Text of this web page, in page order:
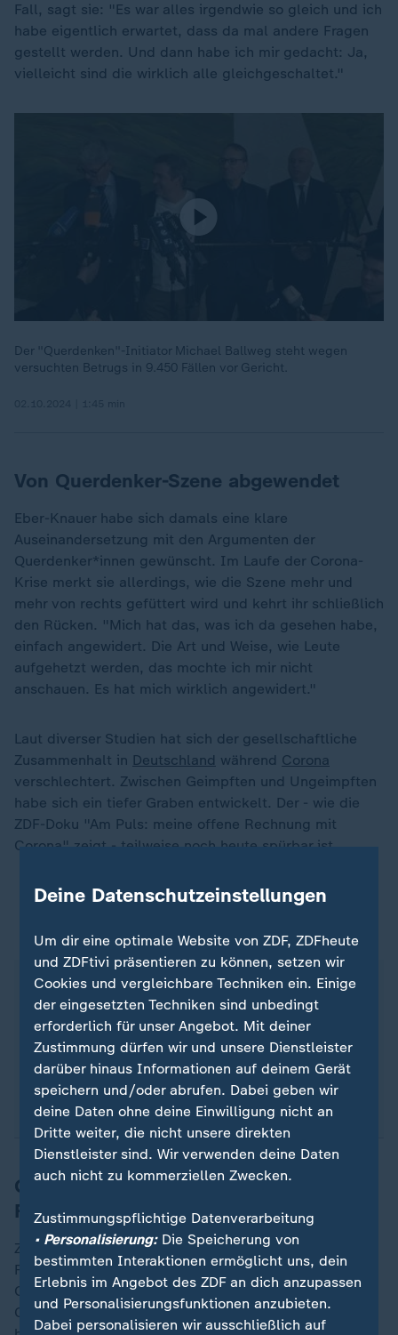
Fall, sagt sie: "Es war alles irgendwie so gleich und ich
habe eigentlich erwartet, dass da mal andere Fragen
gestellt werden. Und dann habe ich mir gedacht: Ja,
vielleicht sind die wirklich alle gleichgeschaltet."
Der "Querdenken"-Initiator Michael Ballweg steht wegen
versuchten Betrugs in 9.450 Fällen vor Gericht.
Von Querdenker-Szene abgewendet
Eber-Knauer habe sich damals eine klare
Auseinandersetzung mit den Argumenten der
Querdenker*innen gewünscht. Im Laufe der Corona-
Krise merkt sie allerdings, wie die Szene mehr und
mehr von rechts gefüttert wird und kehrt ihr schließlich
den Rücken. "Mich hat das, was ich da gesehen habe,
einfach angewidert. Die Art und Weise, wie Leute
aufgehetzt werden, das mochte ich mir nicht
anschauen. Es hat mich wirklich angewidert."
Laut diverser Studien hat sich der gesellschaftliche
Zusammenhalt in Deutschland während Corona
verschlechtert. Zwischen Geimpften und Ungeimpften
habe sich ein tiefer Graben entwickelt. Der - wie die
ZDF-Doku "Am Puls: meine offene Rechnung mit
Corona" zeigt - teilweise noch heute spürbar ist.
Sendehinweis: "Meine offene Rechnung mit
Corona"
Die neue ZDF-Dokumentation "Am Puls: meine
offene Rechnung mit Corona" geht der Frage
nach, welche Risse Corona bis heute hinterlassen
hat. Wirtschaftlich, gesundheitlich, persönlich -
aber auch gesellschaftlich. Hat damals schon
etwas begonnen, was wir noch heute spüren?
Göttingen: Querdenker-Demo im
Februar 2025
ZDF-Reporterin Sarah Tacke reist für die Doku Anfang
Februar nach Göttingen zu einer Demo von
Querdenker*innen. Die meisten haben sich während
Corona gefunden, ihre Überzeugungen haben bis
Deine Datenschutzeinstellungen
Um dir eine optimale Website von ZDF, ZDFheute
und ZDFtivi präsentieren zu können, setzen wir
Cookies und vergleichbare Techniken ein. Einige
der eingesetzten Techniken sind unbedingt
erforderlich für unser Angebot. Mit deiner
Zustimmung dürfen wir und unsere Dienstleister
darüber hinaus Informationen auf deinem Gerät
speichern und/oder abrufen. Dabei geben wir
deine Daten ohne deine Einwilligung nicht an
Dritte weiter, die nicht unsere direkten
Dienstleister sind. Wir verwenden deine Daten
auch nicht zu kommerziellen Zwecken.
Zustimmungspflichtige Datenverarbeitung
• Personalisierung:Die Speicherung von
bestimmten Interaktionen ermöglicht uns, dein
Erlebnis im Angebot des ZDF an dich anzupassen
und Personalisierungsfunktionen anzubieten.
Dabei personalisieren wir ausschließlich auf